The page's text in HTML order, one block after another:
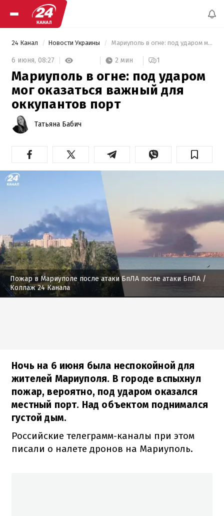
24 Канал Новости Украины Мариуполь в огне: под ударом мог оказаться важный для оккупантов порт
6 июня, 08:27 2 мин 1
Мариуполь в огне: под ударом
мог оказаться важный для
оккупантов порт
Татьяна Бабич
Пожар в Мариуполе после атаки БпЛА после атаки БпЛА /
Коллаж 24 Канала
Ночь на 6 июня была неспокойной для
жителей Мариуполя. В городе вспыхнул
пожар, вероятно, под ударом оказался
местный порт. Над объектом поднимался
густой дым.
Российские телеграмм-каналы при этом
писали о налете дронов на Мариуполь.